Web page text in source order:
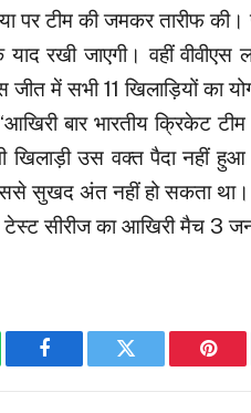
पर टीम की जमकर तारीफ
रखी जाएगी। वहीं वीवीएस
में सभी 11 खिलाड़ियों का
बार भारतीय क्रिकेट
खिलाड़ी उस वक्त पैदा नहीं
सुखद अंत नहीं हो सकता था।
सीरीज का आखिरी मैच 3
Facebook Twitter